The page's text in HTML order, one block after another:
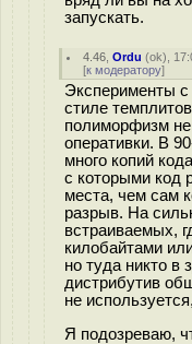
запускать.
4.46 ,Ordu (ok),
[к модератору]
Эксперименты
стиле
полиморфизм
оперативки. В
много копий
с которыми код
места, чем сам
разрыв. На
встраиваемых,
килобайтами
но туда никто в
дистрибутив
не
Я подозреваю,